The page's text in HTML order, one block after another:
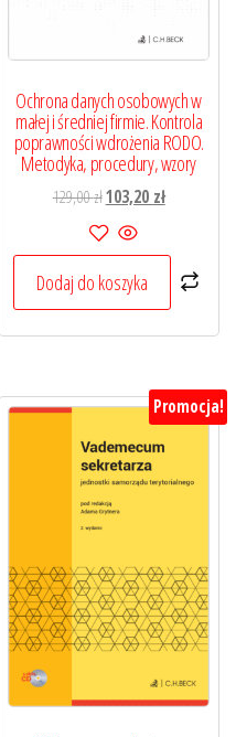
Ochrona danych osobowych w
małej i średniej firmie. Kontrola
poprawności wdrożenia RODO.
Metodyka, procedury, wzory
129,00złPierwotna
cena
wynosiła:
129,00 zł.
103,20 złAktualna
103,20 zł.
Dodaj do koszyka
Promocja!